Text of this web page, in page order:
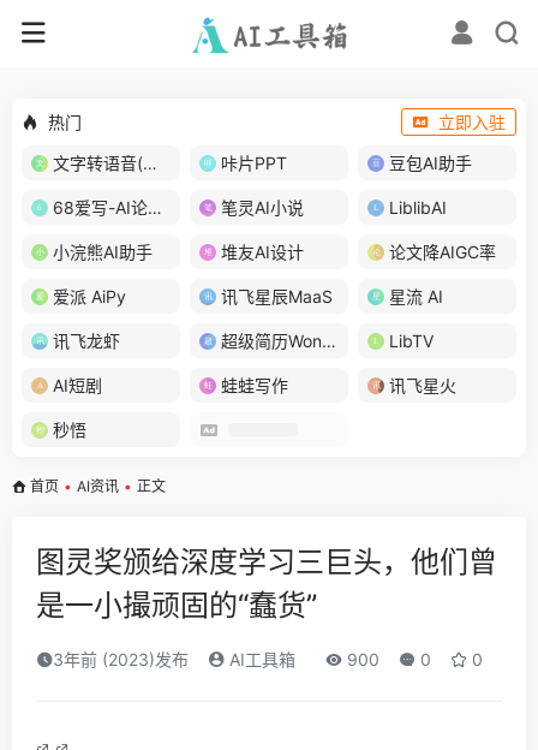
热门
立即入驻
文字转语音(琅琅配音)
咔片PPT 豆包AI助手
68爱写-AI论文写作 笔灵AI小说 LiblibAI
小浣熊AI助手 堆友AI设计 论文降AIGC率
爱派 AiPy 讯飞星辰MaaS 星流 AI
讯飞龙虾 超级简历WonderCV LibTV
AI短剧 蛙蛙写作 讯飞星火
秒悟
首页 • AI资讯 • 正文
图灵奖颁给深度学习三巨头，他们曾
是一小撮顽固的“蠢货”
3年前 (2023)发布 AI工具箱 900 0 0